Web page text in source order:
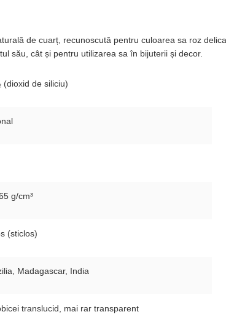
de cuarț, recunoscută pentru culoarea sa roz
său, cât și pentru utilizarea sa în bijuterii și decor.
(dioxid de siliciu)
g/cm³
(sticlos)
Madagascar, India
translucid, mai rar transparent